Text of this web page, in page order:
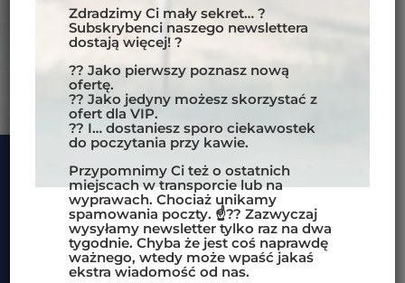
available spots for transports or on tours.
Althoughwe avoid spamming with emails.
☝?? We usually only send a newsletter
important, then there might be an extra
message from us.
Zdradzimy Ci mały sekret… ?
Subskrybenci naszego newslettera
dostają więcej! ?
?? Jako pierwszy poznasz nową
ofertę.
?? Jako jedyny możesz skorzystać z
ofert dla VIP.
?? I… dostaniesz sporo ciekawostek
do poczytania przy kawie.
Przypomnimy Ci też o ostatnich
miejscach w transporcie lub na
wyprawach. Chociaż unikamy
spamowania poczty. ☝?? Zazwyczaj
wysyłamy newsletter tylko raz na dwa
tygodnie. Chyba że jest coś naprawdę
ważnego, wtedy może wpaść jakaś
ekstra wiadomość od nas.